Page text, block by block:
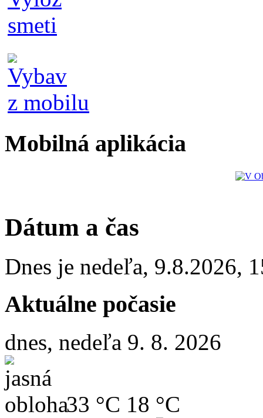
Mobilná aplikácia
Dátum a čas
Dnes je nedeľa, 9.8.2026,
Aktuálne počasie
dnes, nedeľa 9. 8. 2026
33 °C 18 °C